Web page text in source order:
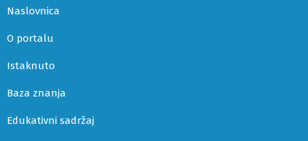
Naslovnica
O portalu
Istaknuto
Baza znanja
Edukativni sadržaj